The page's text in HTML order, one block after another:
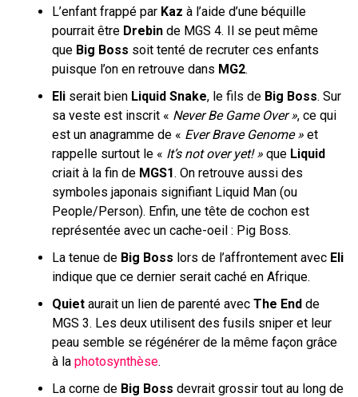
L’enfant frappé par Kaz à l’aide d’une béquille
pourrait être Drebin de MGS 4. Il se peut même
que Big Boss soit tenté de recruter ces enfants
puisque l’on en retrouve dans MG2.
Eli serait bien Liquid Snake, le fils de Big Boss. Sur
sa veste est inscrit « Never Be Game Over », ce qui
est un anagramme de « Ever Brave Genome » et
rappelle surtout le « It’s not over yet! » que Liquid
criait à la fin de MGS1. On retrouve aussi des
symboles japonais signifiant Liquid Man (ou
People/Person). Enfin, une tête de cochon est
représentée avec un cache-oeil : Pig Boss.
La tenue de Big Boss lors de l’affrontement avec Eli
indique que ce dernier serait caché en Afrique.
Quiet aurait un lien de parenté avec The End de
MGS 3. Les deux utilisent des fusils sniper et leur
peau semble se régénérer de la même façon grâce
à la photosynthèse.
La corne de Big Boss devrait grossir tout au long de